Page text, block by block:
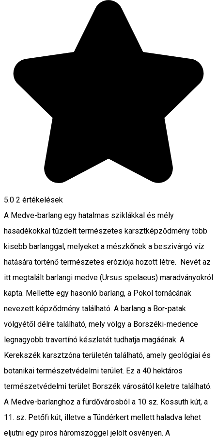
5.0 2 értékelések
A Medve-barlang egy hatalmas sziklákkal és mély
hasadékokkal tűzdelt természetes karsztképződmény több
kisebb barlanggal, melyeket a mészkőnek a beszivárgó víz
hatására történő természetes eróziója hozott létre. Nevét az
itt megtalált barlangi medve (Ursus spelaeus) maradványokról
kapta. Mellette egy hasonló barlang, a Pokol tornácának
nevezett képződmény található. A barlang a Bor-patak
völgyétől délre található, mely völgy a Borszéki-medence
legnagyobb travertínó készletét tudhatja magáénak. A
Kerekszék karsztzóna területén található, amely geológiai és
botanikai természetvédelmi terület. Ez a 40 hektáros
természetvédelmi terület Borszék városától keletre található.
A Medve-barlanghoz a fürdővárosból a 10 sz. Kossuth kút, a
11. sz. Petőfi kút, illetve a Tündérkert mellett haladva lehet
eljutni egy piros háromszöggel jelölt ösvényen. A